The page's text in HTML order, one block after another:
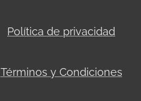
Política de privacidad
Términos y Condiciones